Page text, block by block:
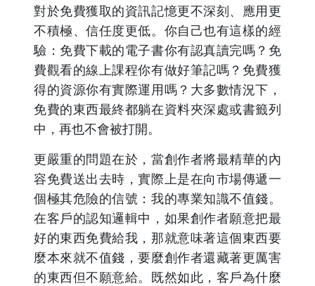
對於免費獲取的資訊記憶更不深刻、應用更
不積極、信任度更低。你自己也有這樣的經
驗：免費下載的電子書你有認真讀完嗎？免
費觀看的線上課程你有做好筆記嗎？免費獲
得的資源你有實際運用嗎？大多數情況下，
免費的東西最終都躺在資料夾深處或書籤列
中，再也不會被打開。
更嚴重的問題在於，當創作者將最精華的內
容免費送出去時，實際上是在向市場傳遞一
個極其危險的信號：我的專業知識不值錢。
在客戶的認知邏輯中，如果創作者願意把最
好的東西免費給我，那就意味著這個東西要
麼本來就不值錢，要麼創作者還藏著更厲害
的東西但不願意給。既然如此，客戶為什麼